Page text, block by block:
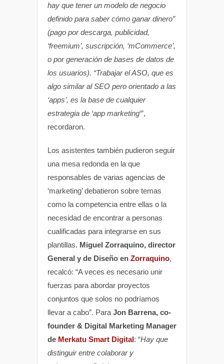
hay que tener un modelo de negocio
definido para saber cómo ganar dinero”
(pago por descarga, publicidad,
‘freemium’, suscripción, ‘mCommerce’,
o por generación de bases de datos de
los usuarios). “Trabajar el ASO, que es
algo similar al SEO pero orientado a las
‘apps’, es la base de cualquier
estrategia de ‘app marketing‘”,
recordaron.
Los asistentes también pudieron seguir
una mesa redonda en la que
responsables de varias agencias de
‘marketing’ debatieron sobre temas
como la competencia entre ellas o la
necesidad de encontrar a personas
cualificadas para integrarse en sus
plantillas. Miguel Zorraquino, director
General y de Diseño en Zorraquino,
recalcó: “A veces es necesario unir
fuerzas para abordar proyectos
conjuntos que solos no podríamos
llevar a cabo”. Para Jon Barrena, co-
founder & Digital Marketing Manager
de Merkatu Smart Digital: “Hay que
distinguir entre colaborar y